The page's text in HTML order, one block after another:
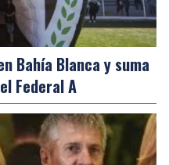
Bahía Blanca y suma
Federal A